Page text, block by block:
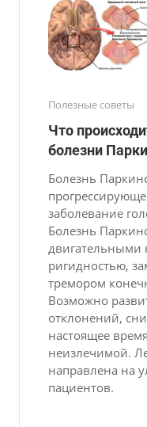
Полезные советы
Что
болезни
Болезнь
заболевание
Болезнь
ригидностью,
тремором
Возможно
отклонений,
настоящее
неизлечимой.
направлена на
пациентов.